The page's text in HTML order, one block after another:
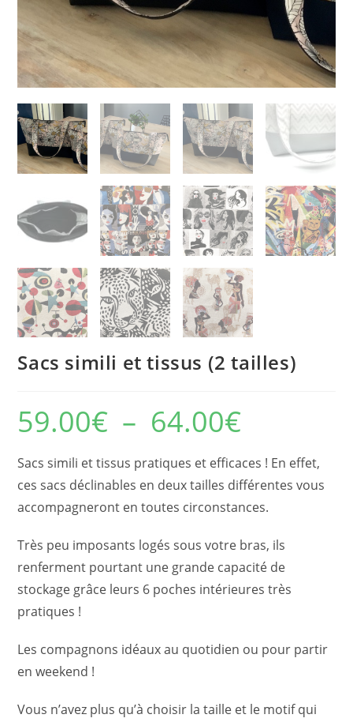
Sacs simili et tissus (2 tailles)
59.00€ – 64.00€
64.00€
Sacs simili et tissus pratiques et efficaces ! En effet,
ces sacs déclinables en deux tailles différentes vous
accompagneront en toutes circonstances.
Très peu imposants logés sous votre bras, ils
renferment pourtant une grande capacité de
stockage grâce leurs 6 poches intérieures très
pratiques !
Les compagnons idéaux au quotidien ou pour partir
en weekend !
Vous n’avez plus qu’à choisir la taille et le motif qui